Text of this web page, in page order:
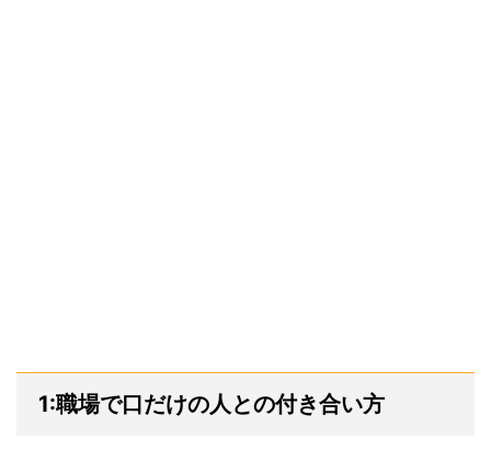
1:職場で口だけの人との付き合い方